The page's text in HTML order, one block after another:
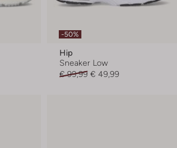
-50%
Hip
Sneaker Low
€ 99,99 € 49,99